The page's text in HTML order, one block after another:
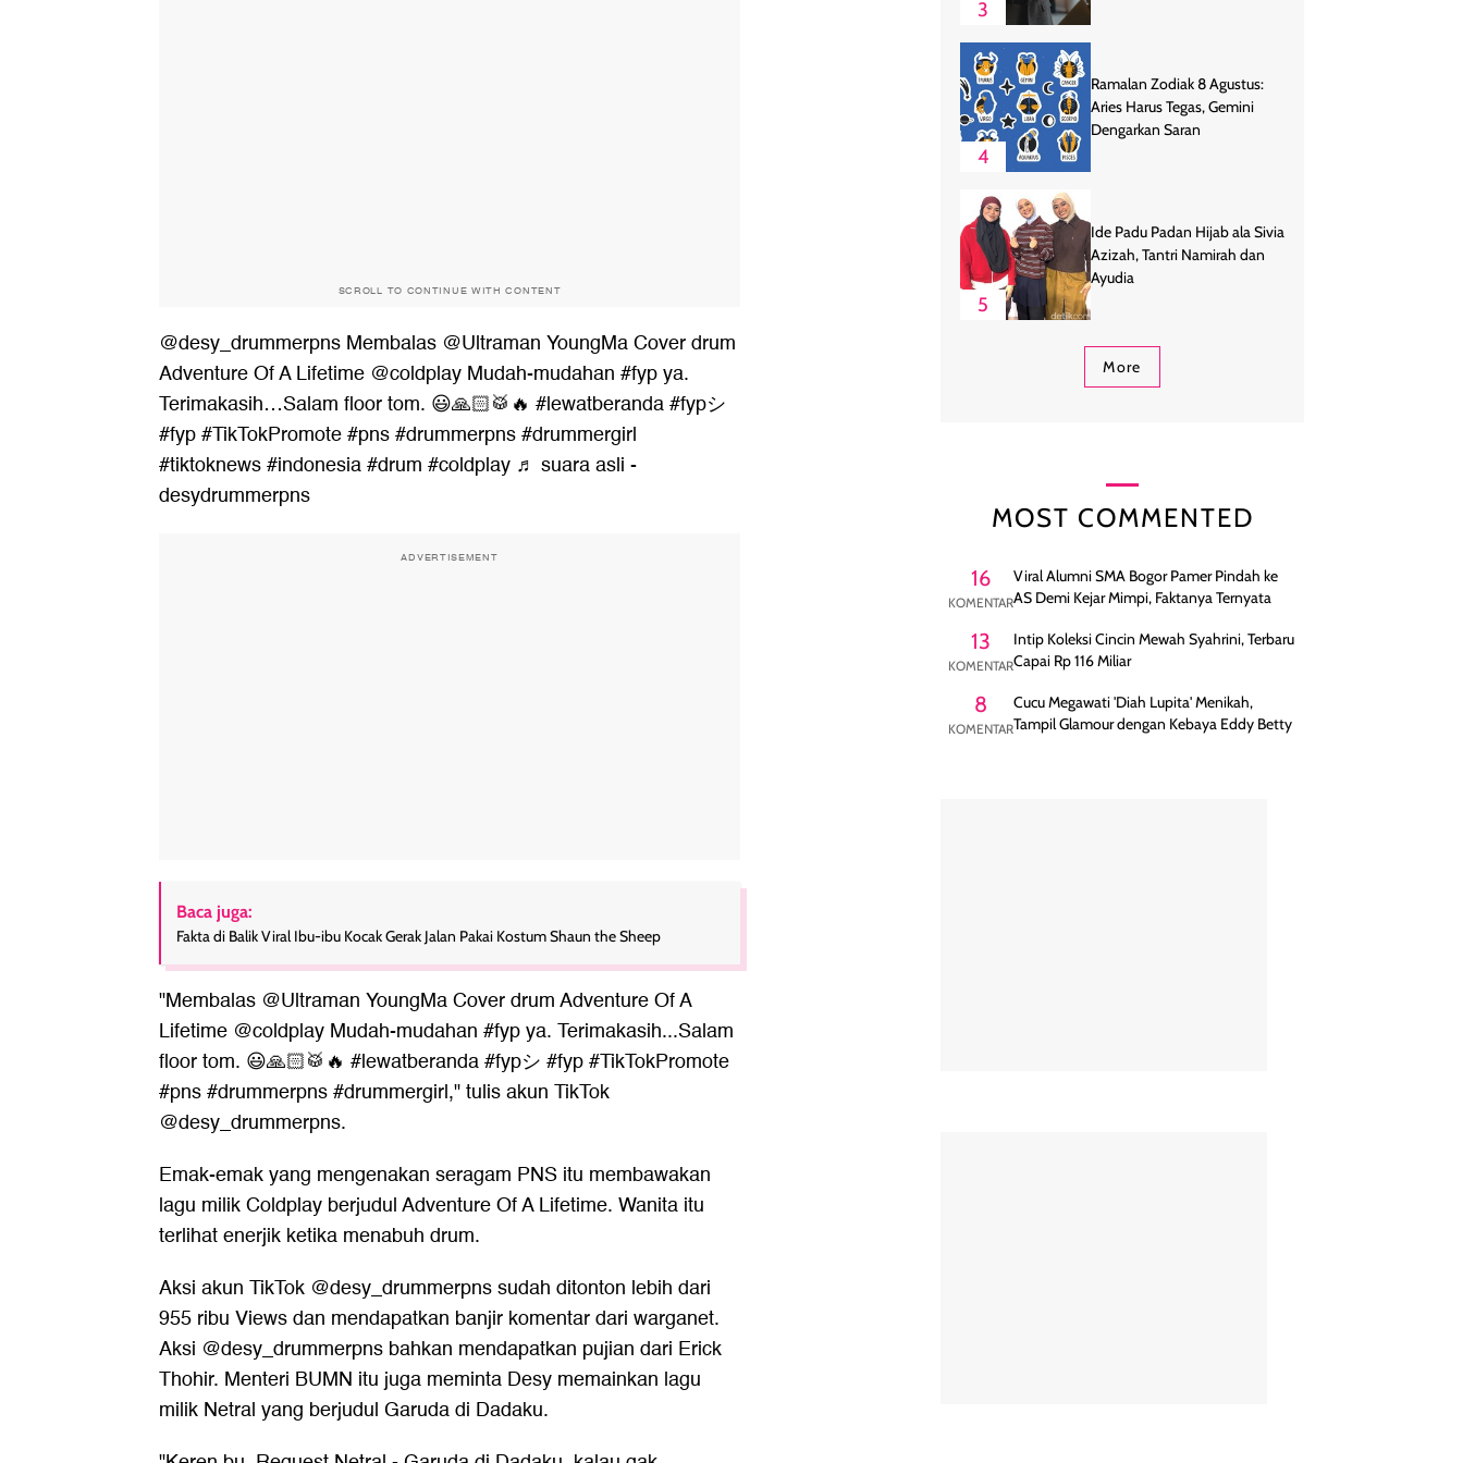
SCROLL TO CONTINUE WITH CONTENT
@desy_drummerpns Membalas @Ultraman YoungMa Cover drum
Adventure Of A Lifetime @coldplay Mudah-mudahan #fypya.
Terimakasih…Salam floor tom. 😃🙏🏻🥁🔥 #lewatberanda#fypシ
#fyp#TikTokPromote#pns#drummerpns#drummergirl
#tiktoknews#indonesia#drum #coldplay ♬ suara asli -
desydrummerpns
ADVERTISEMENT
Baca juga:
Fakta di Balik Viral Ibu-ibu Kocak Gerak Jalan Pakai Kostum Shaun the Sheep
"Membalas @Ultraman YoungMa Cover drum Adventure Of A
Lifetime @coldplay Mudah-mudahan #fyp ya. Terimakasih...Salam
floor tom. 😃🙏🏻🥁🔥 #lewatberanda #fypシ #fyp #TikTokPromote
#pns #drummerpns #drummergirl," tulis akun TikTok
@desy_drummerpns.
Emak-emak yang mengenakan seragam PNS itu membawakan
lagu milik Coldplay berjudul Adventure Of A Lifetime. Wanita itu
terlihat enerjik ketika menabuh drum.
Aksi akun TikTok @desy_drummerpns sudah ditonton lebih dari
955 ribu Views dan mendapatkan banjir komentar dari warganet.
Aksi @desy_drummerpns bahkan mendapatkan pujian dari Erick
Thohir. Menteri BUMN itu juga meminta Desy memainkan lagu
milik Netral yang berjudul Garuda di Dadaku.
3
4
Ramalan Zodiak 8 Agustus:
Aries Harus Tegas, Gemini
Dengarkan Saran
5
Ide Padu Padan Hijab ala Sivia
Azizah, Tantri Namirah dan
Ayudia
More
MOST COMMENTED
16
KOMENTAR
Viral Alumni SMA Bogor Pamer Pindah ke
AS Demi Kejar Mimpi, Faktanya Ternyata
13
KOMENTAR
Intip Koleksi Cincin Mewah Syahrini, Terbaru
Capai Rp 116 Miliar
8
KOMENTAR
Cucu Megawati 'Diah Lupita' Menikah,
Tampil Glamour dengan Kebaya Eddy Betty